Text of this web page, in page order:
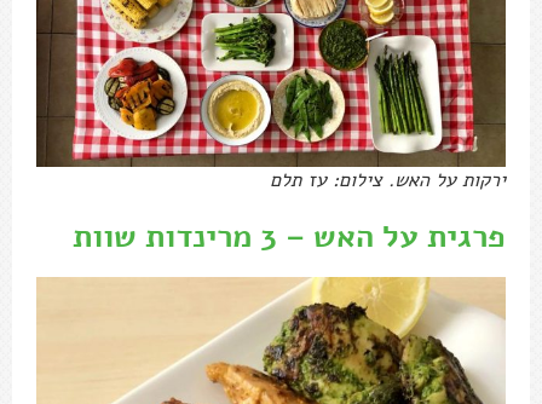
ירקות על האש. צילום: עז תלם
פרגית על האש – 3 מרינדות שוות